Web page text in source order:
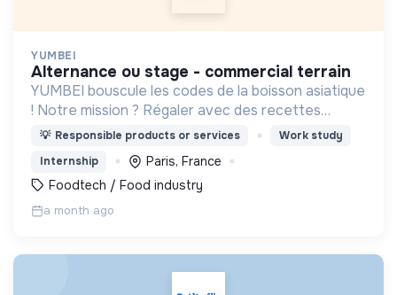
YUMBEI
alternance ou stage - commercial terrain
YUMBEI bouscule les codes de la boisson asiatique
! Notre mission ? Régaler avec des recettes
innovantes, plus saines et responsables.
💡 Responsible products or services
Work study
Internship
Paris, France
Foodtech / Food industry
a month ago